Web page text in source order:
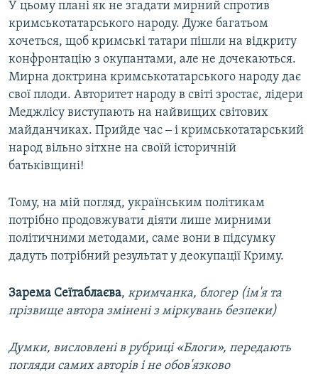
У цьому плані як не згадати мирний спротив
кримськотатарського народу. Дуже багатьом
хочеться, щоб кримські татари пішли на відкриту
конфронтацію з окупантами, але не дочекаються.
Мирна доктрина кримськотатарського народу дає
свої плоди. Авторитет народу в світі зростає, лідери
Меджлісу виступають на найвищих світових
майданчиках. Прийде час ‒ і кримськотатарський
народ вільно зітхне на своїй історичній
батьківщині!
Тому, на мій погляд, українським політикам
потрібно продовжувати діяти лише мирними
політичними методами, саме вони в підсумку
дадуть потрібний результат у деокупації Криму.
Зарема Сеїтаблаєва, кримчанка, блогер (ім'я та
прізвище автора змінені з міркувань безпеки)
Думки, висловлені в рубриці «Блоги», передають
погляди самих авторів і не обов'язково